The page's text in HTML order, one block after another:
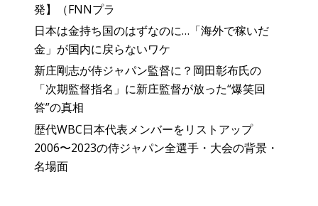
発】（FNNプラ
日本は金持ち国のはずなのに…「海外で稼いだ
金」が国内に戻らないワケ
新庄剛志が侍ジャパン監督に？岡田彰布氏の
「次期監督指名」に新庄監督が放った“爆笑回
答”の真相
歴代WBC日本代表メンバーをリストアップ
2006〜2023の侍ジャパン全選手・大会の背景・
名場面